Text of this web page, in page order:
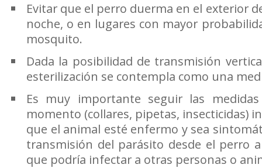
Evitar que el perro duerma en el exterior
noche, o en lugares con mayor
mosquito.
Dada la posibilidad de transmisión
esterilización se contempla como una
Es muy importante seguir las
momento (collares, pipetas, insecticidas)
que el animal esté enfermo y sea
transmisión del parásito desde el perro
que podría infectar a otras personas o